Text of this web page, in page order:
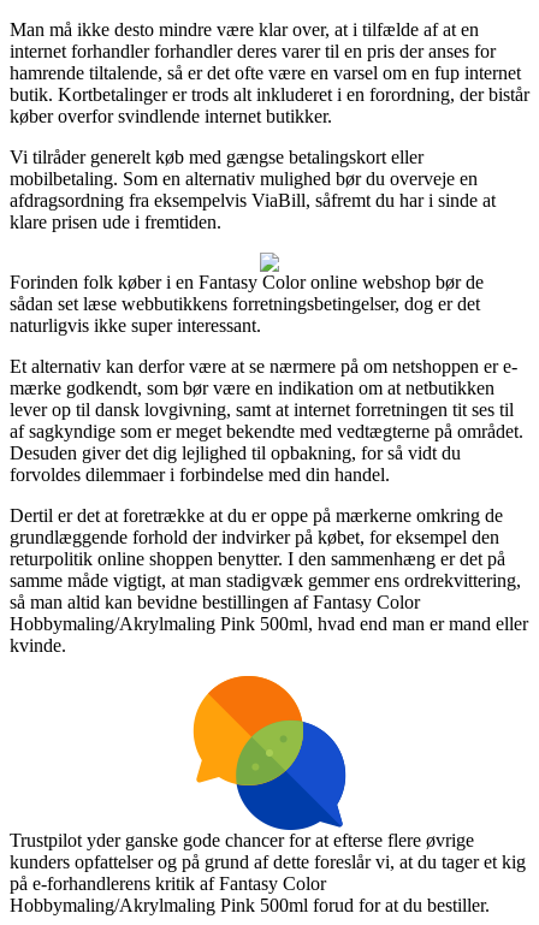
Man må ikke desto mindre være klar over, at i tilfælde af at en
internet forhandler forhandler deres varer til en pris der anses for
hamrende tiltalende, så er det ofte være en varsel om en fup internet
butik. Kortbetalinger er trods alt inkluderet i en forordning, der bistår
køber overfor svindlende internet butikker.
Vi tilråder generelt køb med gængse betalingskort eller
mobilbetaling. Som en alternativ mulighed bør du overveje en
afdragsordning fra eksempelvis ViaBill, såfremt du har i sinde at
klare prisen ude i fremtiden.
Forinden folk køber i en Fantasy Color online webshop bør de
sådan set læse webbutikkens forretningsbetingelser, dog er det
naturligvis ikke super interessant.
Et alternativ kan derfor være at se nærmere på om netshoppen er e-
mærke godkendt, som bør være en indikation om at netbutikken
lever op til dansk lovgivning, samt at internet forretningen tit ses til
af sagkyndige som er meget bekendte med vedtægterne på området.
Desuden giver det dig lejlighed til opbakning, for så vidt du
forvoldes dilemmaer i forbindelse med din handel.
Dertil er det at foretrække at du er oppe på mærkerne omkring de
grundlæggende forhold der indvirker på købet, for eksempel den
returpolitik online shoppen benytter. I den sammenhæng er det på
samme måde vigtigt, at man stadigvæk gemmer ens ordrekvittering,
så man altid kan bevidne bestillingen af Fantasy Color
Hobbymaling/Akrylmaling Pink 500ml, hvad end man er mand eller
kvinde.
Trustpilot yder ganske gode chancer for at efterse flere øvrige
kunders opfattelser og på grund af dette foreslår vi, at du tager et kig
på e-forhandlerens kritik af Fantasy Color
Hobbymaling/Akrylmaling Pink 500ml forud for at du bestiller.